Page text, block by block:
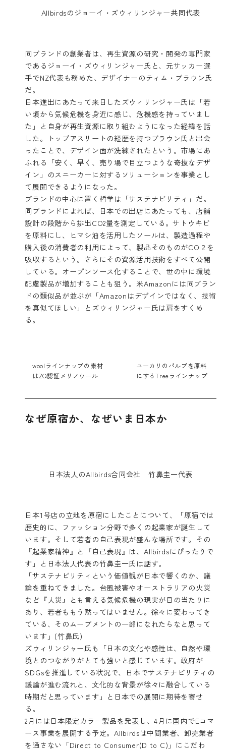
Allbirdsのジョーイ・ズウィリンジャー共同代表
同ブランドの創業者は、再生資源の研究・開発の専門家
であるジョーイ・ズウィリンジャー氏と、元サッカー選
手でNZ代表も務めた、デザイナーのティム・ブラウン氏
だ。
日本進出にあたって来日したズウィリンジャー氏は「若
い頃から気候危機を身近に感じ、危機感を持っていまし
た」と自身が再生資源に取り組むようになった経緯を話
した。トップアスリートの経歴を持つブラウン氏と出会
ったことで、デザイン面が洗練されたという。市場にあ
ふれる「安く、早く、売り場で目立つような奇抜なデザ
イン」のスニーカーに対するソリューションを事業とし
て展開できるようになった。
ブランドの中心に置く哲学は「サステナビリティ」だ。
同ブランドによれば、日本での出店にあたっても、店舗
設計の段階から排出CO2量を測定している。サトウキビ
を原料にし、ヒマシ油を活用したソールは、製造過程や
購入後の消費者の利用によって、製品そのものがCO２を
吸収するという。さらにその資源活用技術をすべて公開
している。オープンソース化することで、世の中に環境
配慮製品が増加することも狙う。米Amazonには同ブラン
ドの類似品が並ぶが「Amazonはデザインではなく、技術
を真似てほしい」とズウィリンジャー氏は肩をすくめ
る。
woolラインナップの素材
はZQ認証メリノウール
ユーカリのパルプを原料
にするTreeラインナップ
なぜ原宿か、なぜいま日本か
日本法人のAllbirds合同会社 竹鼻圭一代表
日本1号店の立地を原宿にしたことについて、「原宿では
歴史的に、ファッション分野で多くの起業家が誕生して
います。そして若者の自己表現が盛んな場所です。その
『起業家精神』と『自己表現』は、Allbirdsにぴったりで
す」と日本法人代表の竹鼻圭一氏は話す。
「サステナビリティという価値観が日本で響くのか、議
論を重ねてきました。台風被害やオーストラリアの火災
など『人災』とも言える気候危機の現実が目の当たりに
あり、若者ももう黙ってはいません。徐々に変わってき
ている、そのムーブメントの一部になれたらなと思って
います」(竹鼻氏)
ズウィリンジャー氏も「日本の文化や感性は、自然や環
境とのつながりがとても強いと感じています。政府が
SDGsを推進している状況で、日本でサステナビリティの
議論が進む流れと、文化的な背景が徐々に融合している
時期だと思っています」と日本での展開に期待を寄せ
る。
2月には日本限定カラー製品を発表し、4月に国内でEコマ
ース事業を展開する予定。Allbirdsは中間業者、卸売業者
を通さない「Direct to Consumer(D to C)」にこだわ